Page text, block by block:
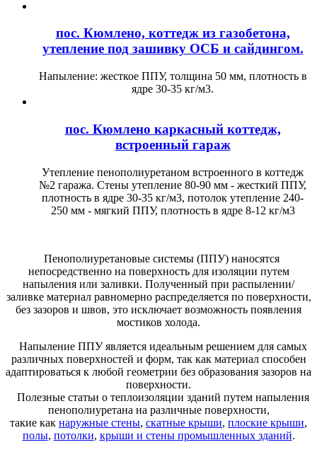
пос. Кюмлено, коттедж из газобетона,
утепление под зашивку ОСБ и сайдингом.
Напыление: жесткое ППУ, толщина 50 мм, плотность в
ядре 30-35 кг/м3.
пос. Кюмлено каркасный коттедж,
встроенный гараж
Утепление пенополиуретаном встроенного в коттедж
№2 гаража. Стены утепление 80-90 мм - жесткий ППУ,
плотность в ядре 30-35 кг/м3, потолок утепление 240-
250 мм - мягкий ППУ, плотность в ядре 8-12 кг/м3
Пенополиуретановые системы (ППУ) наносятся
непосредственно на поверхность для изоляции путем
напыления или заливки. Полученный при распылении/
заливке материал равномерно распределяется по поверхности,
без зазоров и швов, это исключает возможность появления
мостиков холода.
Напыление ППУ является идеальным решением для самых
различных поверхностей и форм, так как материал способен
адаптироваться к любой геометрии без образования зазоров на
поверхности.
Полезные статьи о теплоизоляции зданий путем напыления
пенополиуретана на различные поверхности,
такие как наружные стены, скатные крыши, плоские крыши,
полы, потолки, крыши и стены промышленных зданий.